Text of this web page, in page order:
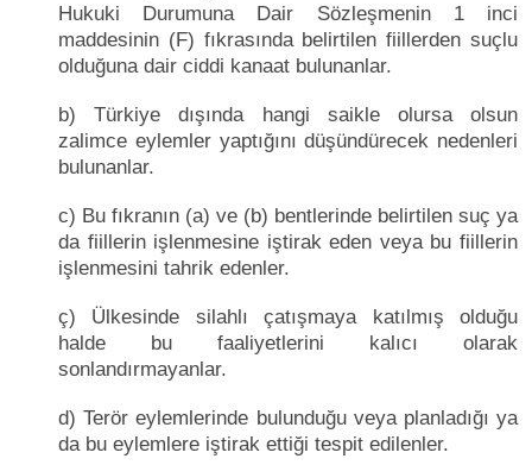
Hukuki Durumuna Dair Sözleşmenin 1 inci
maddesinin (F) fıkrasında belirtilen fiillerden suçlu
olduğuna dair ciddi kanaat bulunanlar.
b) Türkiye dışında hangi saikle olursa olsun
zalimce eylemler yaptığını düşündürecek nedenleri
bulunanlar.
c) Bu fıkranın (a) ve (b) bentlerinde belirtilen suç ya
da fiillerin işlenmesine iştirak eden veya bu fiillerin
işlenmesini tahrik edenler.
ç) Ülkesinde silahlı çatışmaya katılmış olduğu
halde bu faaliyetlerini kalıcı olarak
sonlandırmayanlar.
d) Terör eylemlerinde bulunduğu veya planladığı ya
da bu eylemlere iştirak ettiği tespit edilenler.